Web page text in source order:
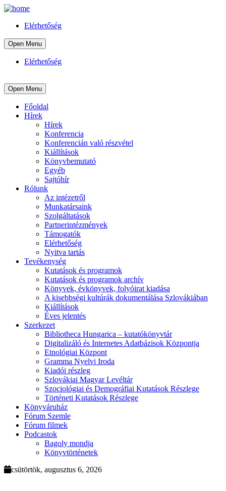
Elérhetőség
Open Menu
Elérhetőség
Open Menu
Főoldal
Hírek
Hírek
Konferencia
Konferencián való részvétel
Kiállítások
Könyvbemutató
Egyéb
Sajtóhír
Rólunk
Az intézetről
Munkatársaink
Szolgáltatások
Partnerintézmények
Támogatók
Elérhetőség
Nyitva tartás
Tevékenység
Kutatások és programok
Kutatások és programok archív
Könyvek, évkönyvek, folyóirat kiadása
A kisebbségi kultúrák dokumentálása Szlovákiában
Kiállítások
Éves jelentés
Szerkezet
Bibliotheca Hungarica – kutatókönyvtár
Digitalizáló és Internetes Adatbázisok Központja
Etnológiai Központ
Gramma Nyelvi Iroda
Kiadói részleg
Szlovákiai Magyar Levéltár
Szociológiai és Demográfiai Kutatások Részlege
Történeti Kutatások Részlege
Könyváruház
Fórum Szemle
Fórum filmek
Podcastok
Bagoly mondja
Könyvtörténetek
csütörtök, augusztus 6, 2026